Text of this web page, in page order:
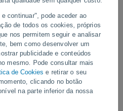
continuar", pode aceder ao
de todos os cookies, próprios
nos permitem seguir e analisar
bem como desenvolver um
publicidade e conteúdos
mesmo. Pode consultar mais
de Cookies e retirar o seu
clicando no botão
na parte inferior da nossa
devastou
materiais significativos em
árvores, arrancando telhados